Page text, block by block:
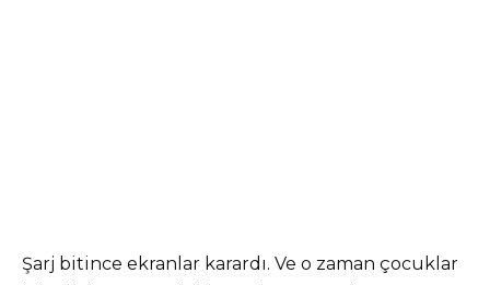
Şarj bitince ekranlar karardı. Ve o zaman çocuklar